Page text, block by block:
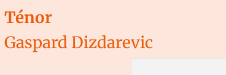
Ténor
Gaspard Dizdarevic